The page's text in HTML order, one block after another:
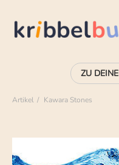
Artikel Kawara Stones